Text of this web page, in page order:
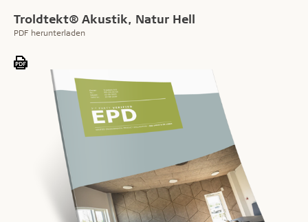
Troldtekt® Akustik, Natur Hell
PDF herunterladen